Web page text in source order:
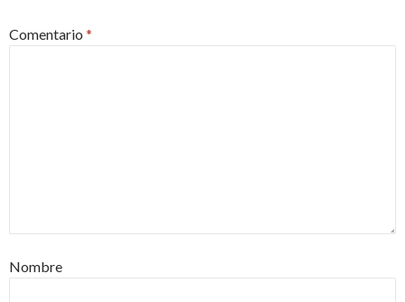
Comentario *
Nombre